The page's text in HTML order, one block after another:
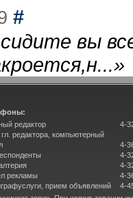
#
вы
»
редактор
редактора, компьютерный
рекламы
прием объявлений
4-
4-
4-
4-
4-
4-